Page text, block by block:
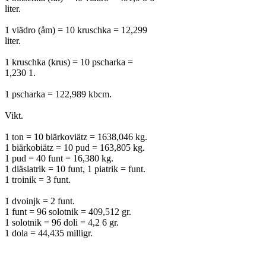
liter.
1 viädro (åm) = 10 kruschka = 12,299
liter.
1 kruschka (krus) = 10 pscharka =
1,230 1.
1 pscharka = 122,989 kbcm.
Vikt.
1 ton = 10 biärkoviätz = 1638,046 kg.
1 biärkobiätz = 10 pud = 163,805 kg.
1 pud = 40 funt = 16,380 kg.
1 diäsiatrik = 10 funt, 1 piatrik = funt.
1 troinik = 3 funt.
1 dvoinjk = 2 funt.
1 funt = 96 solotnik = 409,512 gr.
1 solotnik = 96 doli = 4,2 6 gr.
1 dola = 44,435 milligr.